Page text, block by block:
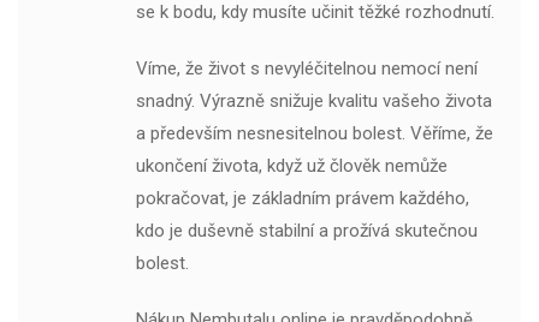
se k bodu, kdy musíte učinit těžké rozhodnutí.
Víme, že život s nevyléčitelnou nemocí není
snadný. Výrazně snižuje kvalitu vašeho života
a především nesnesitelnou bolest. Věříme, že
ukončení života, když už člověk nemůže
pokračovat, je základním právem každého,
kdo je duševně stabilní a prožívá skutečnou
bolest.